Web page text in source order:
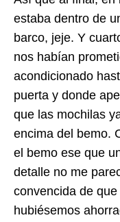
estaba dentro de
barco, jeje. Y
nos habían
acondicionado
puerta y donde
que las mochilas
encima del bemo.
el bemo ese que
detalle no me
convencida de
hubiésemos